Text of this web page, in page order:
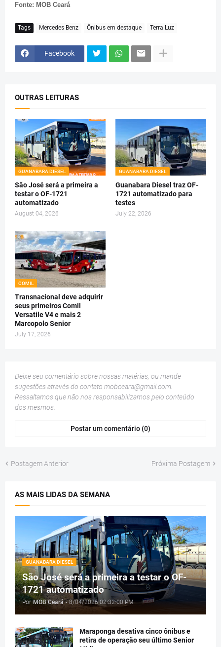
Fonte: MOB Ceará
Tags Mercedes Benz Ônibus em destaque Terra Luz
Facebook
OUTRAS LEITURAS
GUANABARA DIESEL
São José será a primeira a
testar o OF-1721
automatizado
August 04, 2026
GUANABARA DIESEL
Guanabara Diesel traz OF-
1721 automatizado para
testes
July 22, 2026
COMIL
Transnacional deve adquirir
seus primeiros Comil
Versatile V4 e mais 2
Marcopolo Senior
July 17, 2026
Deixe seu comentário sobre nossas matérias, ou mande
sugestões através do contato mobceara@gmail.com
Ressaltamos que não nos responsabilizamos pelo conteúdo
dos mesmos.
Postar um comentário (0)
Postagem Anterior Próxima Postagem
AS MAIS LIDAS DA SEMANA
GUANABARA DIESEL
São José será a primeira a testar o OF-
1721 automatizado
Por MOB Ceará - 8/04/2026 02:32:00 PM
Maraponga desativa cinco ônibus e
retira de operação seu último Senior